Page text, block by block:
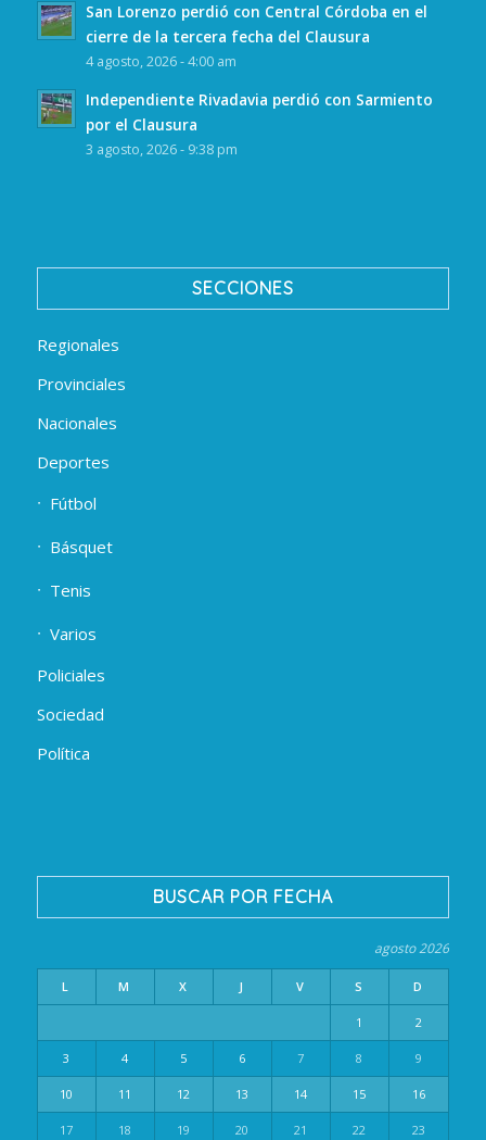
San Lorenzo perdió con Central Córdoba en el
cierre de la tercera fecha del Clausura
4 agosto, 2026 - 4:00 am
Independiente Rivadavia perdió con Sarmiento
por el Clausura
3 agosto, 2026 - 9:38 pm
SECCIONES
Regionales
Provinciales
Nacionales
Deportes
Fútbol
Básquet
Tenis
Varios
Policiales
Sociedad
Política
BUSCAR POR FECHA
agosto 2026
L M X J V S D
1 2
3 4 5 6 7 8 9
10 11 12 13 14 15 16
17 18 19 20 21 22 23